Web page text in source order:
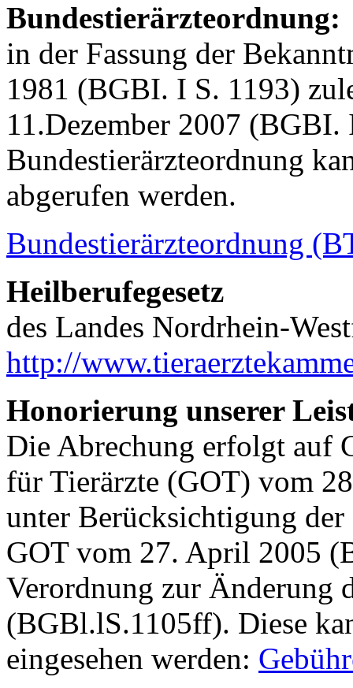
Bundestierärzteordnung:
in der Fassung der
1981 (BGBI. I S. 1193)
11.Dezember 2007
Bundestierärzteordnung
abgerufen werden.
Bundestierärzteordnung
Heilberufegesetz
des Landes Nordrhein-
http://
Honorierung unserer
Die Abrechung erfolgt auf
für Tierärzte (GOT) vom
unter Berücksichtigung
GOT vom 27. April 2005
Verordnung zur Änderung
(BGBl.lS.1105ff). Diese
eingesehen werden: